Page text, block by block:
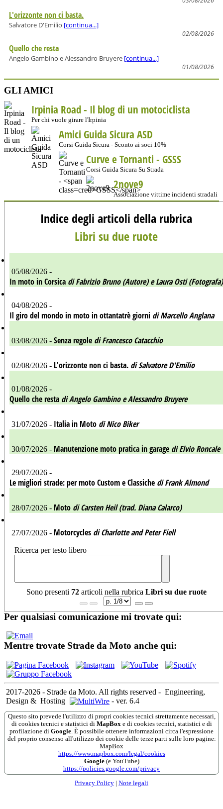
L'orizzonte non ci basta.
Salvatore D'Emilio [continua...]
02/08/2026
Quello che resta
Angelo Gambino e Alessandro Bruyere [continua...]
01/08/2026
GLI AMICI
Irpinia Road - Il blog di un motociclista
Per chi vuole girare l'Irpinia
Amici Guida Sicura ASD
Corsi Guida Sicura - Sconto ai soci 10%
Curve e Tornanti - GSSS
Corsi Guida Sicura Su Strada
2nove9
Associazione vittime incidenti stradali
Indice degli articoli della rubrica
Libri su due ruote
05/08/2026 -
In moto in Corsica di Fabrizio Bruno (Autore) e Laura Osti (Fotografa)
04/08/2026 -
Il giro del mondo in moto in ottantatrè giorni di Marcello Anglana
03/08/2026 - Senza regole di Francesco Catacchio
02/08/2026 - L'orizzonte non ci basta. di Salvatore D'Emilio
01/08/2026 -
Quello che resta di Angelo Gambino e Alessandro Bruyere
31/07/2026 - Italia in Moto di Nico Biker
30/07/2026 - Manutenzione moto pratica in garage di Elvio Roncale
29/07/2026 -
Le migliori strade: per moto Custom e Classiche di Frank Almond
28/07/2026 - Moto di Carsten Heil (trad. Diana Calarco)
27/07/2026 - Motorcycles di Charlotte and Peter Fiell
Ricerca per testo libero
Sono presenti 72articoli nella rubrica Libri su due ruote
Per qualsiasi comunicazione mi trovate qui:
Mentre trovate Strade da Moto anche qui:
2017-2026 - Strade da Moto. All rights reserved - Engineering,
Design & Hosting - ver. 6.4
Questo sito prevede l'utilizzo di propri cookies tecnici strettamente necessari,
di cookies tecnici e statistici di MapBoxe di cookies tecnici, statistici e di
profilazione di Google. È possibile ottenere informazioni circa l'espressione
del proprio consenso all'utilizzo dei cookie delle terze parti sulle loro pagine:
MapBox
https://www.mapbox.com/legal/cookies
Google(e YouTube)
https://policies.google.com/privacy
Privacy Policy Note legali